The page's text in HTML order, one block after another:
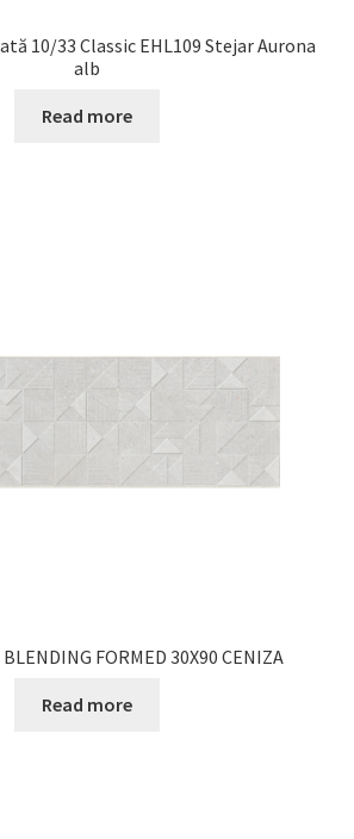
10/33 Classic EHL109 Stejar Aurona
alb
Read more
BLENDING FORMED 30X90 CENIZA
Read more